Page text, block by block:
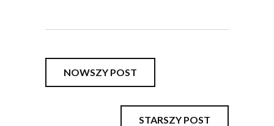
NOWSZY POST
STARSZY POST